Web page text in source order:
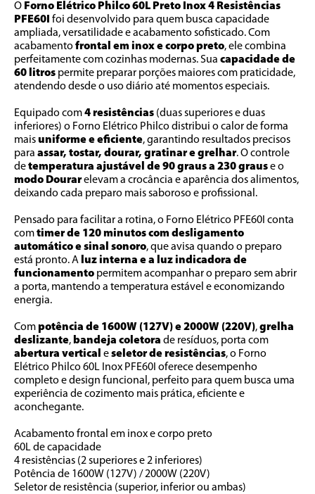
O Forno Elétrico Philco 60L Preto Inox 4 Resistências
PFE60I foi desenvolvido para quem busca capacidade
ampliada, versatilidade e acabamento sofisticado. Com
acabamento frontal em inox e corpo preto, ele combina
perfeitamente com cozinhas modernas. Sua capacidade de
60 litros permite preparar porções maiores com praticidade,
atendendo desde o uso diário até momentos especiais.
Equipado com 4 resistências (duas superiores e duas
inferiores) o Forno Elétrico Philco distribui o calor de forma
mais uniforme e eficiente, garantindo resultados precisos
para assar, tostar, dourar, gratinar e grelhar. O controle
de temperatura ajustável de 90 graus a 230 graus
modo Dourar elevam a crocância e aparência dos alimentos,
deixando cada preparo mais saboroso e profissional.
Pensado para facilitar a rotina, o Forno Elétrico PFE60I conta
com timer de 120 minutos com desligamento
automático e sinal sonoro, que avisa quando o preparo
está pronto. A luz interna e a luz indicadora de
funcionamento permitem acompanhar o preparo sem abrir
a porta, mantendo a temperatura estável e economizando
energia.
Com potência de 1600W (127V) e 2000W (220V), grelha
deslizante, bandeja coletora
abertura vertical e seletor de resistências, o Forno
Elétrico Philco 60L Inox PFE60I oferece desempenho
completo e design funcional, perfeito para quem busca uma
experiência de cozimento mais prática, eficiente e
aconchegante.
Acabamento frontal em inox e corpo preto
60L de capacidade
4 resistências (2 superiores e 2 inferiores)
Potência de 1600W (127V) / 2000W (220V)
Seletor de resistência (superior, inferior ou ambas)
10º ventilador